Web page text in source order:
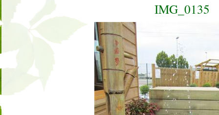
IMG_0135